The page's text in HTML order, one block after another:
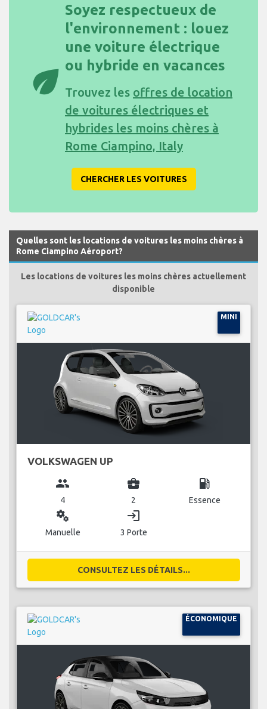
eco
Soyez respectueux de
l'environnement : louez
une voiture électrique
ou hybride en vacances
Trouvez les offres de location
de voitures électriques et
hybrides les moins chères à
Rome Ciampino, Italy
CHERCHER LES VOITURES
Quelles sont les locations de voitures les moins chères à
Rome Ciampino Aéroport?
Les locations de voitures les moins chères actuellement
disponible
MINI
VOLKSWAGEN UP
group
4
business_center
2
local_gas_station
Essence
miscellaneous_services
Manuelle
login
3 Porte
CONSULTEZ LES DÉTAILS...
ÉCONOMIQUE